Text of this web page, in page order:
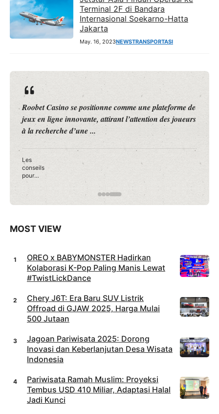
Terminal 2F di Bandara
Internasional Soekarno-Hatta
Jakarta
May. 16, 2023NEWSTRANSPORTASI
Roobet Casino se positionne comme une plateforme de
jeux en ligne innovante, attirant l’attention des joueurs
à la recherche d’une ...
Les
conseils
pour
débuter
e sur
MOST VIEW
OREO x BABYMONSTER Hadirkan
Kolaborasi K-Pop Paling Manis Lewat
#TwistLickDance
Chery J6T: Era Baru SUV Listrik
Offroad di GJAW 2025, Harga Mulai
500 Jutaan
Jagoan Pariwisata 2025: Dorong
Inovasi dan Keberlanjutan Desa Wisata
Indonesia
Pariwisata Ramah Muslim: Proyeksi
Tembus USD 410 Miliar, Adaptasi Halal
Jadi Kunci